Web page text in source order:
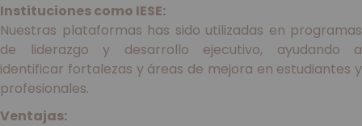
Instituciones como IESE:
Nuestras plataformas has sido utilizadas en programas
de liderazgo y desarrollo ejecutivo, ayudando a
identificar fortalezas y áreas de mejora en estudiantes y
profesionales.
Ventajas: